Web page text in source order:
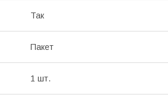
Так
Пакет
1 шт.